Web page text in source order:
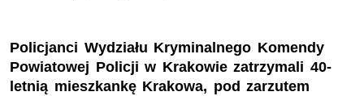
Policjanci Wydziału Kryminalnego Komendy
Powiatowej Policji w Krakowie zatrzymali 40-
letnią mieszkankę Krakowa, pod zarzutem